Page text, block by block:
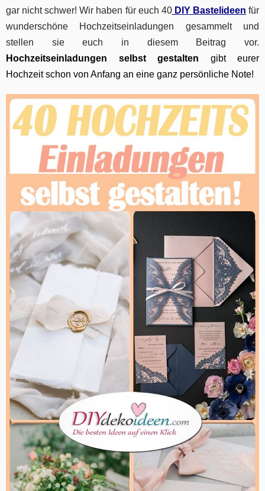
gar nicht schwer! Wir haben für euch 40DIY Bastelideen für
wunderschöne Hochzeitseinladungen gesammelt und
stellen sie euch in diesem Beitrag vor.
Hochzeitseinladungen selbst gestalten gibt eurer
Hochzeit schon von Anfang an eine ganz persönliche Note!